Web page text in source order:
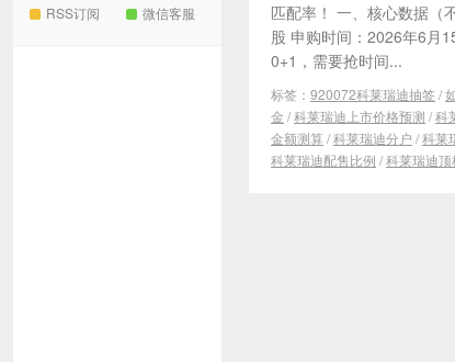
RSS订阅 微信客服
匹配率！ 一、核心数据（
股 申购时间：2026年6月
0+1，需要抢时间...
标签： 920072科莱瑞迪抽签/
金 /科莱瑞迪上市价格预测 /科
金额测算 /科莱瑞迪分户 /科莱
科莱瑞迪配售比例 /科莱瑞迪